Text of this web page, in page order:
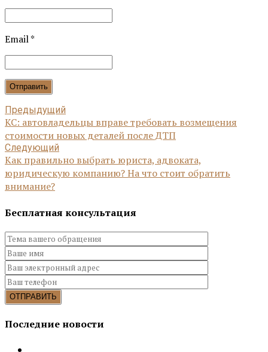
Email *
Отправить
Предыдущий
КС: автовладельцы вправе требовать возмещения
стоимости новых деталей после ДТП
Следующий
Как правильно выбрать юриста, адвоката,
юридическую компанию? На что стоит обратить
внимание?
Бесплатная консультация
Последние новости